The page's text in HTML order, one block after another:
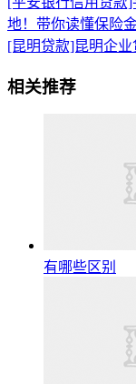
地！带你读懂保险
[昆明贷款]昆明企
相关推荐
有哪些区别